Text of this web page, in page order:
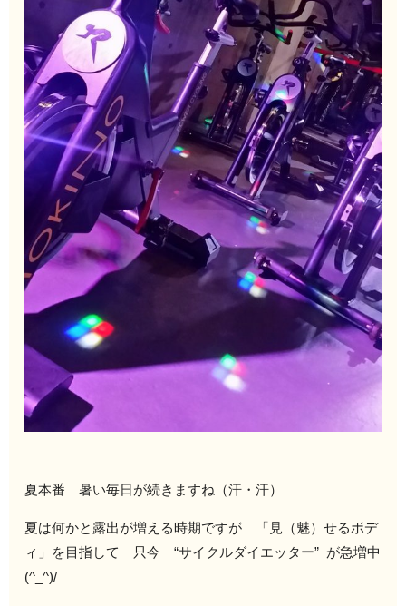
夏本番 暑い毎日が続きますね（汗・汗）
夏は何かと露出が増える時期ですが 「見（魅）せるボデ
ィ」を目指して 只今 “サイクルダイエッター” が急増中
(^_^)/